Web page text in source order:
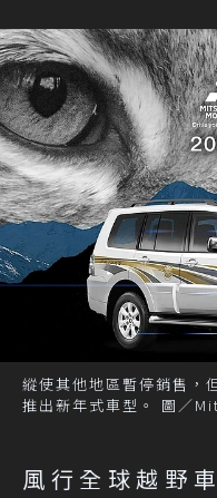
縱使其他地區暫停銷售，
推出新年式車型。 圖／
風行全球越野